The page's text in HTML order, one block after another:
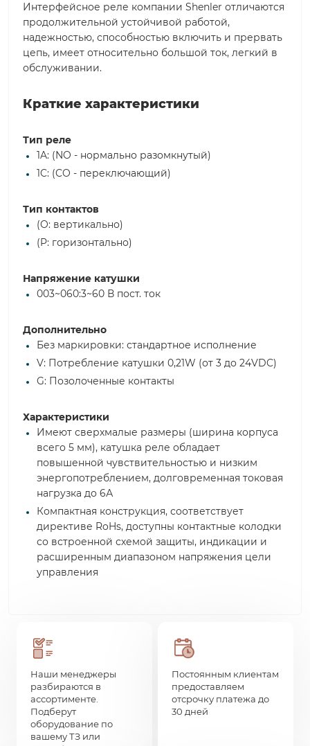
Интерфейсное реле компании Shenler отличаются
продолжительной устойчивой работой,
надежностью, способностью включить и прервать
цепь, имеет относительно большой ток, легкий в
обслуживании.
Краткие характеристики
Тип реле
1A: (NO - нормально разомкнутый)
1C: (CO - переключающий)
Тип контактов
(O: вертикально)
(P: горизонтально)
Напряжение катушки
003~060:3~60 В пост. ток
Дополнительно
Без маркировки: стандартное исполнение
V: Потребление катушки 0,21W (от 3 до 24VDC)
G: Позолоченные контакты
Характеристики
Имеют сверхмалые размеры (ширина корпуса
всего 5 мм), катушка реле обладает
повышенной чувствительностью и низким
энергопотреблением, долговременная токовая
нагрузка до 6А
Компактная конструкция, соответствует
директиве RoHs, доступны контактные колодки
со встроенной схемой защиты, индикации и
расширенным диапазоном напряжения цели
управления
Наши менеджеры
разбираются в
ассортименте.
Подберут
оборудование по
вашему ТЗ или
Постоянным клиентам
предоставляем
отсрочку платежа до
30 дней